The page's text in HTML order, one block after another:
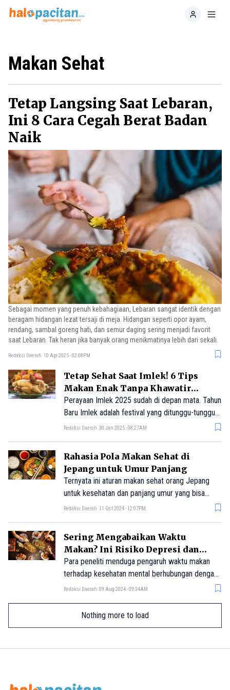
Home
Makan Sehat
Tetap Langsing Saat Lebaran,
Ini 8 Cara Cegah Berat Badan
Naik
Sebagai momen yang penuh kebahagiaan, Lebaran sangat identik dengan
beragam hidangan lezat tersaji di meja. Hidangan seperti opor ayam,
rendang, sambal goreng hati, dan semur daging sering menjadi favorit
saat Lebaran. Tak heran jika banyak orang menikmatinya lebih dari sekali.
Redaksi Daerah 10 Apr 2025 - 02:08PM
Tetap Sehat Saat Imlek! 6 Tips
Makan Enak Tanpa Khawatir
Kolesterol
Perayaan Imlek 2025 sudah di depan mata. Tahun
Baru Imlek adalah festival yang ditunggu-tunggu
yang menyatukan keluarga dalam perayaan yang
mana hidangannya tidak hanya terasa lezat tetapi
juga membawa makna yang baik.
Redaksi Daerah 30 Jan 2025 - 08:27AM
Rahasia Pola Makan Sehat di
Jepang untuk Umur Panjang
Ternyata ini aturan makan sehat orang Jepang
untuk kesehatan dan panjang umur yang bisa
ditiru.
Redaksi Daerah 11 Oct 2024 - 12:07PM
Sering Mengabaikan Waktu
Makan? Ini Risiko Depresi dan
Kecemasan yang Mengintai
Para peneliti menduga pengaruh waktu makan
terhadap kesehatan mental berhubungan dengan
gangguan ritme sirkadian yang dapat
Redaksi Daerah 09 Aug 2024 - 09:34AM
Nothing more to load